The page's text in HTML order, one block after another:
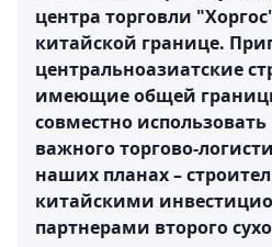
центра торговли
китайской границе.
центральноазиатские
имеющие общей
совместно
важного торгово-
наших планах –
китайскими
партнерами второго